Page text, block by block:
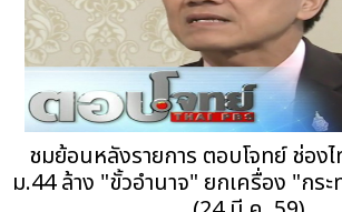
ชมย้อนหลังรายการ ตอบโจทย์ ช่อง
ม.44 ล้าง "ขั้วอำนาจ" ยกเครื่อง "กร